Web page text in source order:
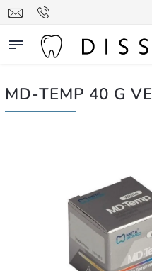
MD-TEMP 40 G